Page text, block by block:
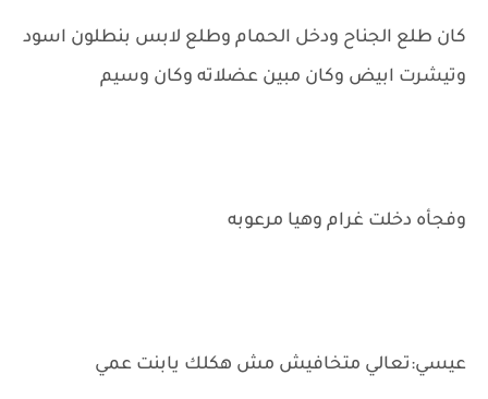
كان طلع الجناح ودخل الحمام وطلع لابس بنطلون اسود
وتيشرت ابيض وكان مبين عضلاته وكان وسيم
وفجأه دخلت غرام وهيا مرعوبه
عيسي:تعالي متخافيش مش هكلك يابنت عمي